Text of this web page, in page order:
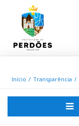
Início Transparência